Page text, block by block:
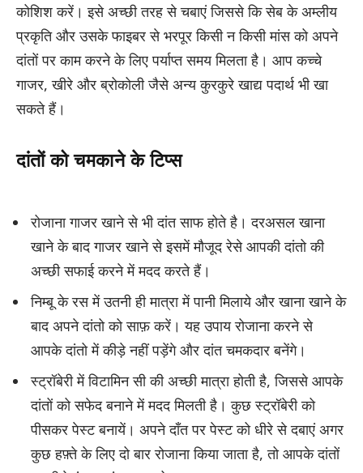
कोशिश करें। इसे अच्छी तरह से चबाएं जिससे कि सेब के अम्लीय
प्रकृति और उसके फाइबर से भरपूर किसी न किसी मांस को अपने
दांतों पर काम करने के लिए पर्याप्त समय मिलता है। आप कच्चे
गाजर, खीरे और ब्रोकोली जैसे अन्य कुरकुरे खाद्य पदार्थ भी खा
सकते हैं।
दांतों को चमकाने के टिप्स
रोजाना गाजर खाने से भी दांत साफ होते है। दरअसल खाना
खाने के बाद गाजर खाने से इसमें मौजूद रेसे आपकी दांतो की
अच्छी सफाई करने में मदद करते हैं।
निम्बू के रस में उतनी ही मात्रा में पानी मिलाये और खाना खाने के
बाद अपने दांतो को साफ़ करें। यह उपाय रोजाना करने से
आपके दांतो में कीड़े नहीं पड़ेंगे और दांत चमकदार बनेंगे।
स्ट्रॉबेरी में विटामिन सी की अच्छी मात्रा होती है, जिससे आपके
दांतों को सफेद बनाने में मदद मिलती है। कुछ स्ट्रॉबेरी को
पीसकर पेस्ट बनायें। अपने दाँत पर पेस्ट को धीरे से दबाएं अगर
कुछ हफ़्ते के लिए दो बार रोजाना किया जाता है, तो आपके दांतों